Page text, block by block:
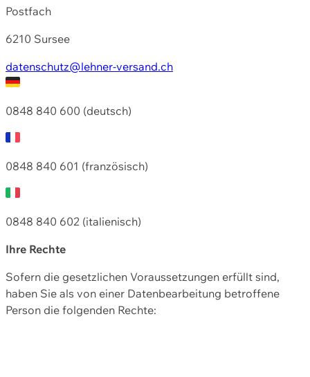
Postfach
6210 Sursee
datenschutz@lehner-versand.ch
0848 840 600 (deutsch)
0848 840 601 (französisch)
0848 840 602 (italienisch)
Ihre Rechte
Sofern die gesetzlichen Voraussetzungen erfüllt sind,
haben Sie als von einer Datenbearbeitung betroffene
Person die folgenden Rechte: